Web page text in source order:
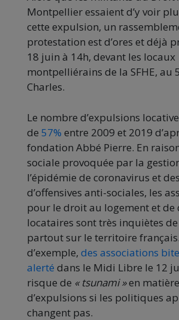
Montpellier essaient d’y voir
cette expulsion, un
protestation est d’ores et déjà
18 juin à 14h, devant les locaux
montpelliérains de la SFHE, au
Charles.
Le nombre d’expulsions
de 57% entre 2009 et 2019
fondation Abbé Pierre. En
sociale provoquée par la
l’épidémie de coronavirus et
d’offensives anti-sociales, les
pour le droit au logement et de
locataires sont très inquiètes
partout sur le territoire
d’exemple, des associations
alerté dans le Midi Libre le 12
risque de « tsunami »en matière
d’expulsions si les politiques
changent pas.